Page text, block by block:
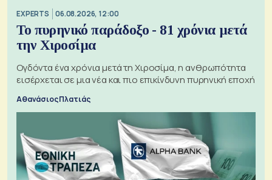
EXPERTS 06.08.2026, 12:00
Το πυρηνικό παράδοξο - 81 χρόνια μετά
την Χιροσίμα
Ογδόντα ένα χρόνια μετά τη Χιροσίμα, η ανθρωπότητα
εισέρχεται σε μια νέα και πιο επικίνδυνη πυρηνική εποχή
Αθανάσιος Πλατιάς